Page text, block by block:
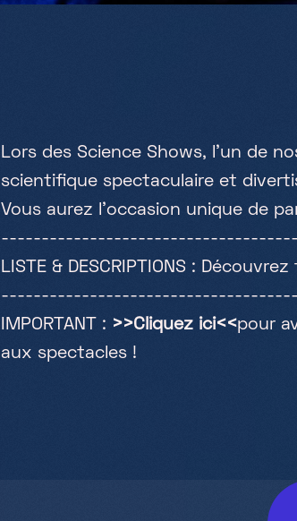
Lors des Science S hows, 'un de no
scientifque spectacu aire et diverti
Vous aurez 'occasion unique de pa
-------------------------------------
L S E & DESC R P O NS : Découvrez
-------------------------------------
M PO R AN : >>C iquez ici<<pour a
aux spectac es !